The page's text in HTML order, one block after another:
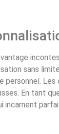
sans
personnel. Les
En tant
incarnent